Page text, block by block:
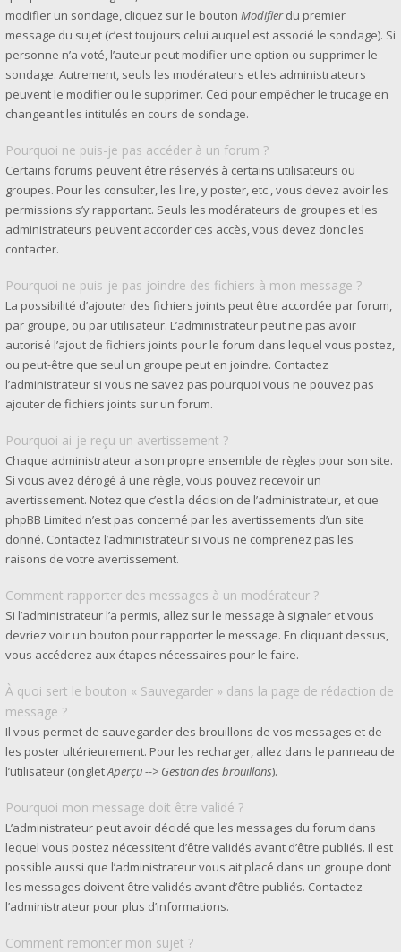
modifier un sondage, cliquez sur le bouton Modifierdu premier
message du sujet (c’est toujours celui auquel est associé le sondage). Si
personne n’a voté, l’auteur peut modifier une option ou supprimer le
sondage. Autrement, seuls les modérateurs et les administrateurs
peuvent le modifier ou le supprimer. Ceci pour empêcher le trucage en
changeant les intitulés en cours de sondage.
Pourquoi ne puis-je pas accéder à un forum ?
Certains forums peuvent être réservés à certains utilisateurs ou
groupes. Pour les consulter, les lire, y poster, etc., vous devez avoir les
permissions s’y rapportant. Seuls les modérateurs de groupes et les
administrateurs peuvent accorder ces accès, vous devez donc les
contacter.
Pourquoi ne puis-je pas joindre des fichiers à mon message ?
La possibilité d’ajouter des fichiers joints peut être accordée par forum,
par groupe, ou par utilisateur. L’administrateur peut ne pas avoir
autorisé l’ajout de fichiers joints pour le forum dans lequel vous postez,
ou peut-être que seul un groupe peut en joindre. Contactez
l’administrateur si vous ne savez pas pourquoi vous ne pouvez pas
ajouter de fichiers joints sur un forum.
Pourquoi ai-je reçu un avertissement ?
Chaque administrateur a son propre ensemble de règles pour son site.
Si vous avez dérogé à une règle, vous pouvez recevoir un
avertissement. Notez que c’est la décision de l’administrateur, et que
phpBB Limited n’est pas concerné par les avertissements d’un site
donné. Contactez l’administrateur si vous ne comprenez pas les
raisons de votre avertissement.
Comment rapporter des messages à un modérateur ?
Si l’administrateur l’a permis, allez sur le message à signaler et vous
devriez voir un bouton pour rapporter le message. En cliquant dessus,
vous accéderez aux étapes nécessaires pour le faire.
À quoi sert le bouton « Sauvegarder » dans la page de rédaction de
message ?
Il vous permet de sauvegarder des brouillons de vos messages et de
les poster ultérieurement. Pour les recharger, allez dans le panneau de
l’utilisateur (ongletAperçu --> Gestion des brouillons).
Pourquoi mon message doit être validé ?
L’administrateur peut avoir décidé que les messages du forum dans
lequel vous postez nécessitent d’être validés avant d’être publiés. Il est
possible aussi que l’administrateur vous ait placé dans un groupe dont
les messages doivent être validés avant d’être publiés. Contactez
l’administrateur pour plus d’informations.
Comment remonter mon sujet ?